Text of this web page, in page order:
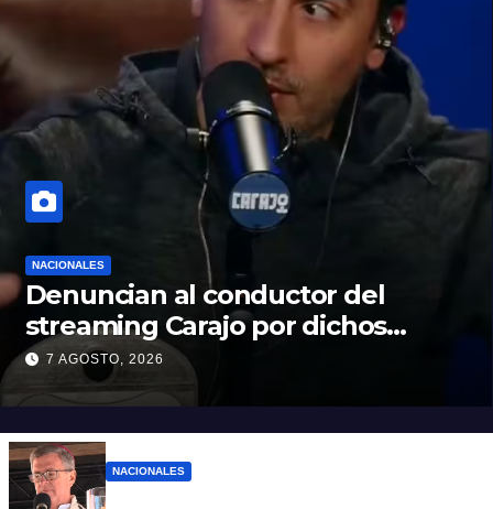
NACIONALES
Denuncian al conductor del
streaming Carajo por dichos
discriminatorios
7 AGOSTO, 2026
NACIONALES